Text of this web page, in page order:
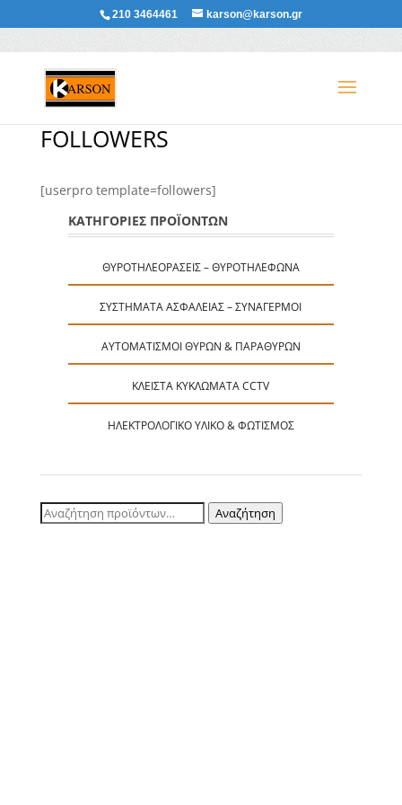
210 3464461 karson@karson.gr
FOLLOWERS
[userpro template=followers]
ΚΑΤΗΓΟΡΙΕΣ ΠΡΟΪΟΝΤΩΝ
ΘΥΡΟΤΗΛΕΟΡΆΣΕΙΣ – ΘΥΡΟΤΗΛΈΦΩΝΑ
ΣΥΣΤΉΜΑΤΑ ΑΣΦΑΛΕΊΑΣ – ΣΥΝΑΓΕΡΜΟΊ
ΑΥΤΟΜΑΤΙΣΜΟΊ ΘΥΡΏΝ & ΠΑΡΑΘΎΡΩΝ
ΚΛΕΙΣΤΆ ΚΥΚΛΏΜΑΤΑ CCTV
ΗΛΕΚΤΡΟΛΟΓΙΚΌ ΥΛΙΚΌ & ΦΩΤΙΣΜΌΣ
Αναζήτηση
Αναζήτηση